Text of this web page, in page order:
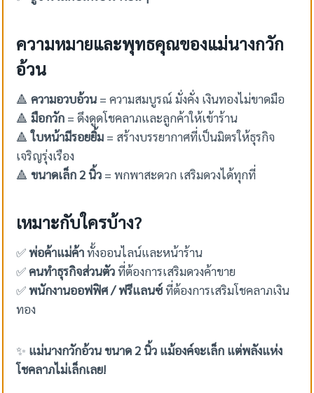
ความหมายและพุทธคุณของแม่นางกวัก
อ้วน
🔺 ความอวบอ้วน = ความสมบูรณ์ มั่งคั่ง เงินทองไม่ขาดมือ
🔺 มือกวัก = ดึงดูดโชคลาภและลูกค้าให้เข้าร้าน
🔺ใบหน้ามีรอยยิ้ม = สร้างบรรยากาศที่เป็นมิตรให้ธุรกิจ
เจริญรุ่งเรือง
🔺 ขนาดเล็ก 2 นิ้ว = พกพาสะดวก เสริมดวงได้ทุกที่
เหมาะกับใครบ้าง?
✅พ่อค้าแม่ค้าทั้งออนไลน์และหน้าร้าน
✅ คนทำธุรกิจส่วนตัวที่ต้องการเสริมดวงค้าขาย
✅พนักงานออฟฟิศ / ฟรีแลนซ์ที่ต้องการเสริมโชคลาภเงิน
ทอง
✨ แม่นางกวักอ้วน ขนาด 2 นิ้ว แม้องค์จะเล็ก แต่พลังแห่ง
โชคลาภไม่เล็กเลย!